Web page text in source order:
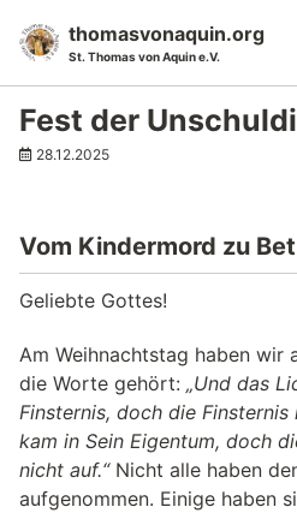
thomasvonaquin.org
St. Thomas von Aquin e.V.
Fest der
28.12.2025
Vom Kindermord zu
Geliebte Gottes!
Am Weihnachtstag haben wir
die Worte gehört: „Und das
Finsternis, doch die
kam in Sein Eigentum, doch
nicht auf.“Nicht alle haben
aufgenommen. Einige haben